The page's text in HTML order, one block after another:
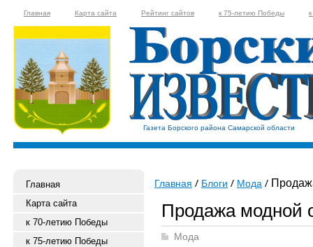
Главная Карта сайта Рейтинг сайтов к 75-летию Победы
Газета Борского района Самарской области
Главная
Карта сайта
к 70-летию Победы
к 75-летию Победы
Главная Блоги Мода
Продажа модной
Мода